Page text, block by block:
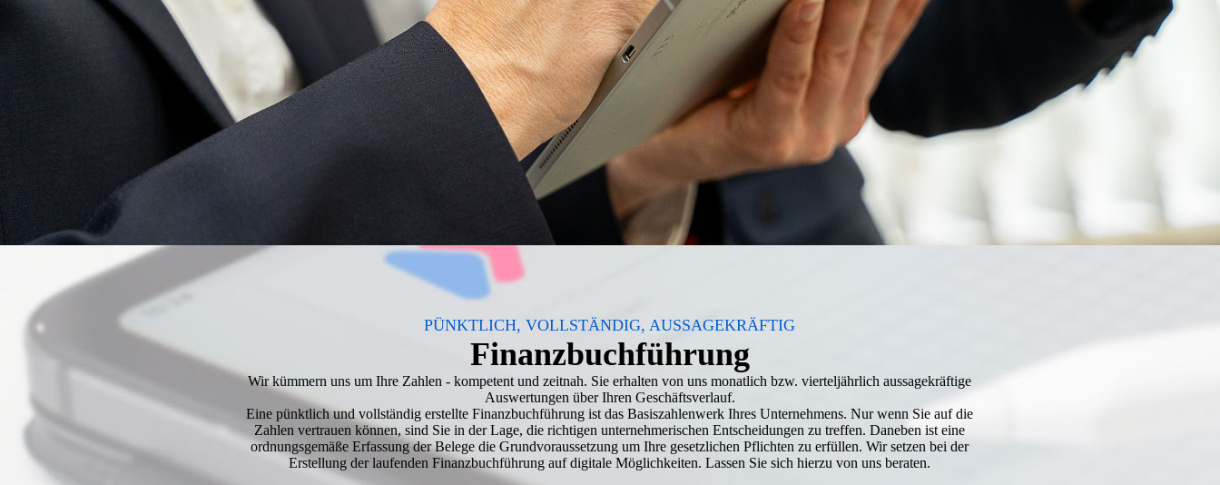
PÜNKTLICH, VOLLSTÄNDIG, AUSSAGEKRÄFTIG
Finanzbuchführung
Wir kümmern uns um Ihre Zahlen - kompetent und zeitnah. Sie erhalten von uns monatlich bzw. vierteljährlich aussagekräftige
Auswertungen über Ihren Geschäftsverlauf.
Eine pünktlich und vollständig erstellte Finanzbuchführung ist das Basiszahlenwerk Ihres Unternehmens. Nur wenn Sie auf die
Zahlen vertrauen können, sind Sie in der Lage, die richtigen unternehmerischen Entscheidungen zu treffen. Daneben ist eine
ordnungsgemäße Erfassung der Belege die Grundvoraussetzung um Ihre gesetzlichen Pflichten zu erfüllen. Wir setzen bei der
Erstellung der laufenden Finanzbuchführung auf digitale Möglichkeiten. Lassen Sie sich hierzu von uns beraten.